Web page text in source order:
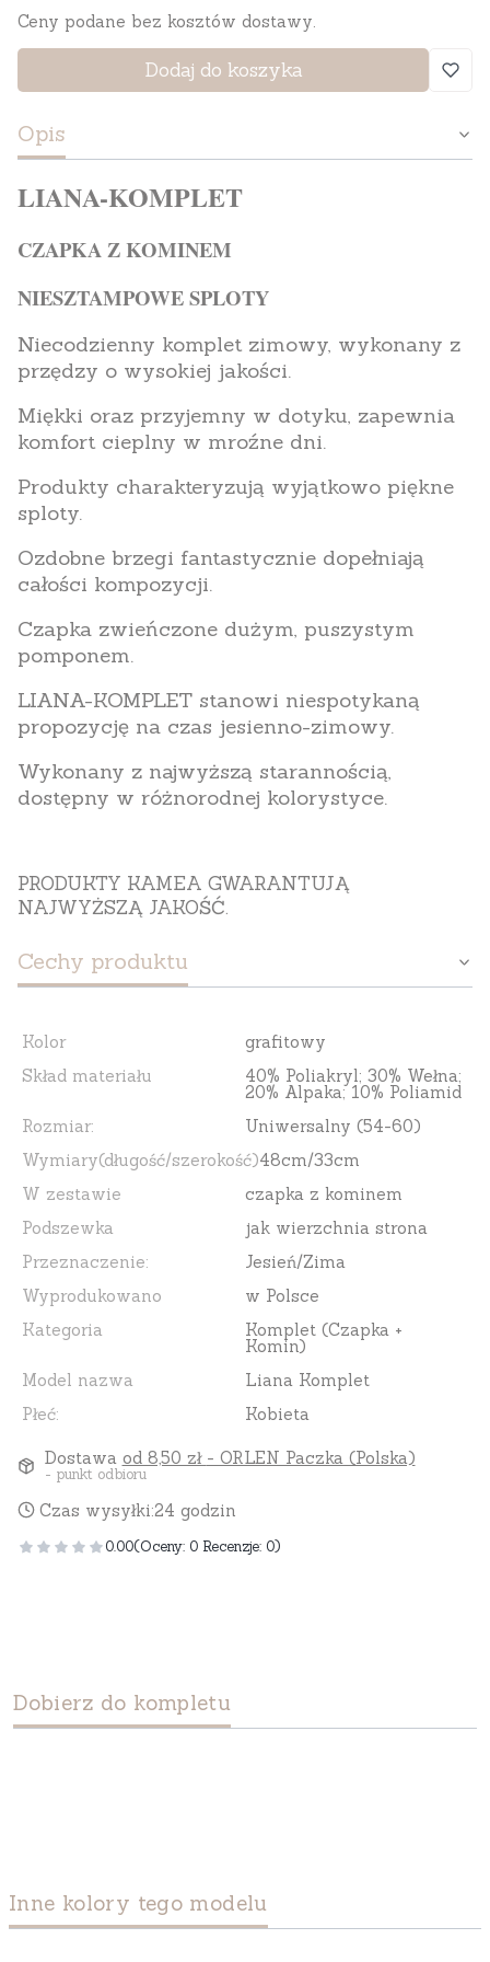
Ceny podane bez kosztów dostawy.
Dodaj do koszyka
Opis
LIANA-KOMPLET
CZAPKA Z KOMINEM
NIESZTAMPOWE SPLOTY
Niecodzienny komplet zimowy, wykonany z
przędzy o wysokiej jakości.
Miękki oraz przyjemny w dotyku, zapewnia
komfort cieplny w mroźne dni.
Produkty charakteryzują wyjątkowo piękne
sploty.
Ozdobne brzegi fantastycznie dopełniają
całości kompozycji.
Czapka zwieńczone dużym, puszystym
pomponem.
LIANA-KOMPLET stanowi niespotykaną
propozycję na czas jesienno-zimowy.
Wykonany z najwyższą starannością,
dostępny w różnorodnej kolorystyce.
PRODUKTY KAMEA GWARANTUJĄ
NAJWYŻSZĄ JAKOŚĆ.
Cechy produktu
Kolor
grafitowy
Skład materiału
40% Poliakryl; 30% Wełna;
20% Alpaka; 10% Poliamid
Rozmiar:
Uniwersalny (54-60)
Wymiary(długość/szerokość)48cm/33cm
W zestawie
czapka z kominem
Podszewka
jak wierzchnia strona
Przeznaczenie:
Jesień/Zima
Wyprodukowano
w Polsce
Kategoria
Komplet (Czapka +
Komin)
Model nazwa
Liana Komplet
Płeć:
Kobieta
Dostawa od 8,50 zł - ORLEN Paczka (Polska)
- punkt odbioru
Czas wysyłki:24 godzin
0.00(Oceny: 0 Recenzje: 0)
Dobierz do kompletu
Inne kolory tego modelu